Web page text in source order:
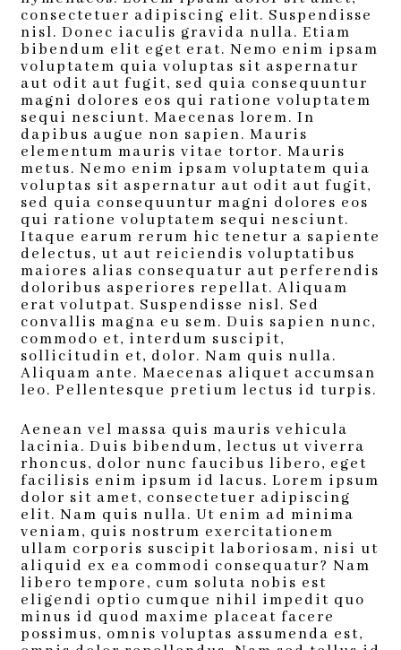
consectetuer adipiscing elit. Suspendisse
nisl. Donec iaculis gravida nulla. Etiam
bibendum elit eget erat. Nemo enim ipsam
voluptatem quia voluptas sit aspernatur
aut odit aut fugit, sed quia consequuntur
magni dolores eos qui ratione voluptatem
sequi nesciunt. Maecenas lorem. In
dapibus augue non sapien. Mauris
elementum mauris vitae tortor. Mauris
metus. Nemo enim ipsam voluptatem quia
voluptas sit aspernatur aut odit aut fugit,
sed quia consequuntur magni dolores eos
qui ratione voluptatem sequi nesciunt.
Itaque earum rerum hic tenetur a sapiente
delectus, ut aut reiciendis voluptatibus
maiores alias consequatur aut perferendis
doloribus asperiores repellat. Aliquam
erat volutpat. Suspendisse nisl. Sed
convallis magna eu sem. Duis sapien nunc,
commodo et, interdum suscipit,
sollicitudin et, dolor. Nam quis nulla.
Aliquam ante. Maecenas aliquet accumsan
leo. Pellentesque pretium lectus id turpis.
Aenean vel massa quis mauris vehicula
lacinia. Duis bibendum, lectus ut viverra
rhoncus, dolor nunc faucibus libero, eget
facilisis enim ipsum id lacus. Lorem ipsum
dolor sit amet, consectetuer adipiscing
elit. Nam quis nulla. Ut enim ad minima
veniam, quis nostrum exercitationem
ullam corporis suscipit laboriosam, nisi ut
aliquid ex ea commodi consequatur? Nam
libero tempore, cum soluta nobis est
eligendi optio cumque nihil impedit quo
minus id quod maxime placeat facere
possimus, omnis voluptas assumenda est,